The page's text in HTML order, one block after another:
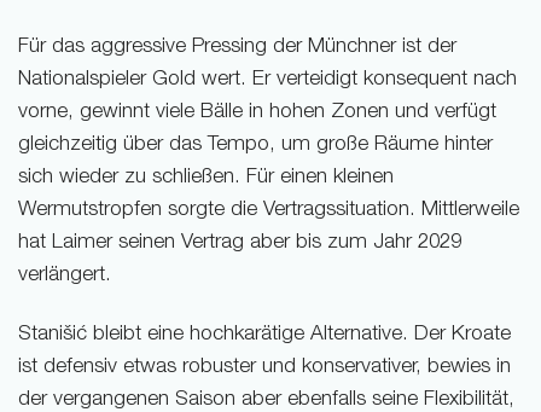
Für das aggressive Pressing der Münchner ist der
Nationalspieler Gold wert. Er verteidigt konsequent nach
vorne, gewinnt viele Bälle in hohen Zonen und verfügt
gleichzeitig über das Tempo, um große Räume hinter
sich wieder zu schließen. Für einen kleinen
Wermutstropfen sorgte die Vertragssituation. Mittlerweile
hat Laimer seinen Vertrag aber bis zum Jahr 2029
verlängert.
Stanišić bleibt eine hochkarätige Alternative. Der Kroate
ist defensiv etwas robuster und konservativer, bewies in
der vergangenen Saison aber ebenfalls seine Flexibilität,